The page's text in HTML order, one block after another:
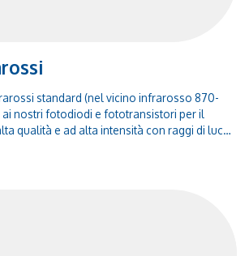
standard (nel vicino infrarosso 870-
ai nostri fotodiodi e fototransistori per il
qualità e ad alta intensità con raggi di luce